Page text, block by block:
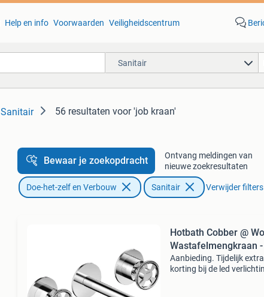
Help en info Voorwaarden Veiligheidscentrum
Sanitair
Sanitair 56 resultaten voor 'job kraan'
Bewaar je zoekopdracht
Ontvang meldingen van
nieuwe zoekresultaten
Doe-het-zelf en Verbouw Sanitair Verwijder filters
Hotbath Cobber @
Wastafelmengkraan
Aanbieding. Tijdelijk
korting bij de led